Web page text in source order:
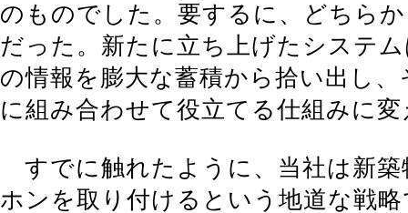
のものでした。要するに、どちら
だった。新たに立ち上げたシステ
の情報を膨大な蓄積から拾い出し
に組み合わせて役立てる仕組みに
すでに触れたように、当社は新築
ホンを取り付けるという地道な戦